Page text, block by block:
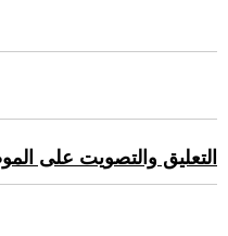
التعليق والتصويت على